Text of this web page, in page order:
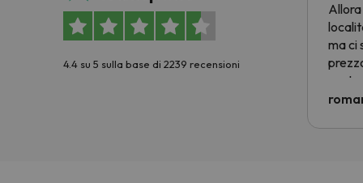
4.4 su 5 sulla base di 2239 recensioni
Allora
ma ci